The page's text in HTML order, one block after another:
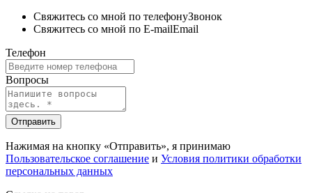
Свяжитесь со мной по телефонуЗвонок
Свяжитесь со мной по E-mailEmail
Телефон
Вопросы
Отправить
Нажимая на кнопку «Отправить», я принимаю
Пользовательское соглашение и Условия политики обработки
персональных данных